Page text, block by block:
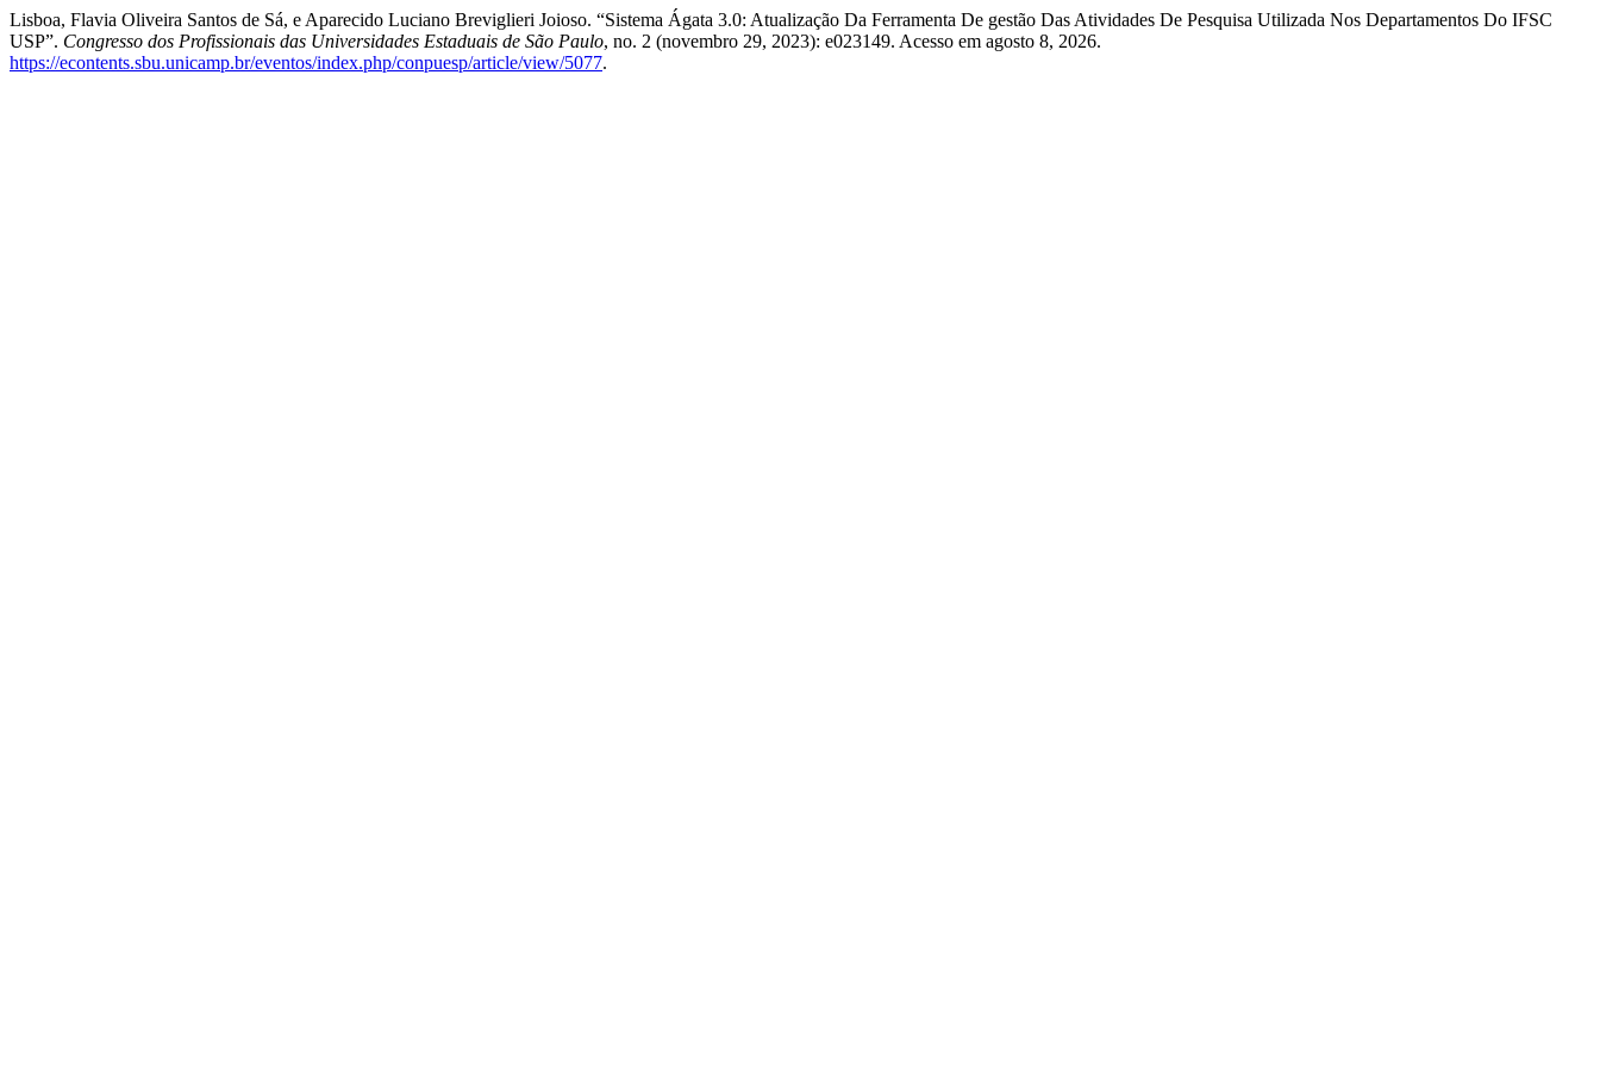
Lisboa, Flavia Oliveira Santos de Sá, e Aparecido Luciano Breviglieri Joioso. “Sistema Ágata 3.0: Atualização Da Ferramenta De gestão Das Atividades De Pesquisa Utilizada Nos Departamentos Do IFSC
USP”. Congresso dos Profissionais das Universidades Estaduais de São Paulo, no. 2 (novembro 29, 2023): e023149. Acesso em agosto 8, 2026.
https://econtents.sbu.unicamp.br/eventos/index.php/conpuesp/article/view/5077.